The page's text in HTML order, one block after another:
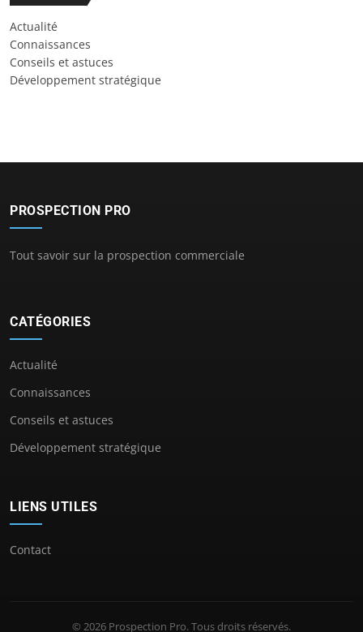
Actualité
Connaissances
Conseils et astuces
Développement stratégique
PROSPECTION PRO
Tout savoir sur la prospection commerciale
CATÉGORIES
Actualité
Connaissances
Conseils et astuces
Développement stratégique
LIENS UTILES
Contact
© 2026 Prospection Pro. Tous droits réservés.